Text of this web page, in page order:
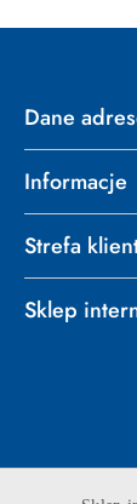
Dane
Informacje
Strefa
Sklep